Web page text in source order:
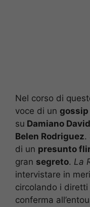
Nel corso di
voce di un
su Damiano David
Belen Rodriguez.
di un presunto
gran segreto. La
intervistare in
circolando i
conferma